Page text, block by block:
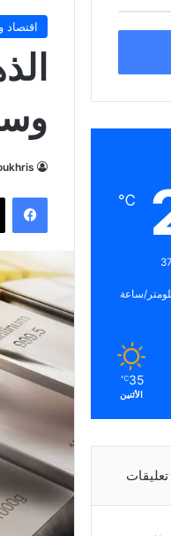
اقتصاد
℃
35
℃
الأثنين
تعليقات